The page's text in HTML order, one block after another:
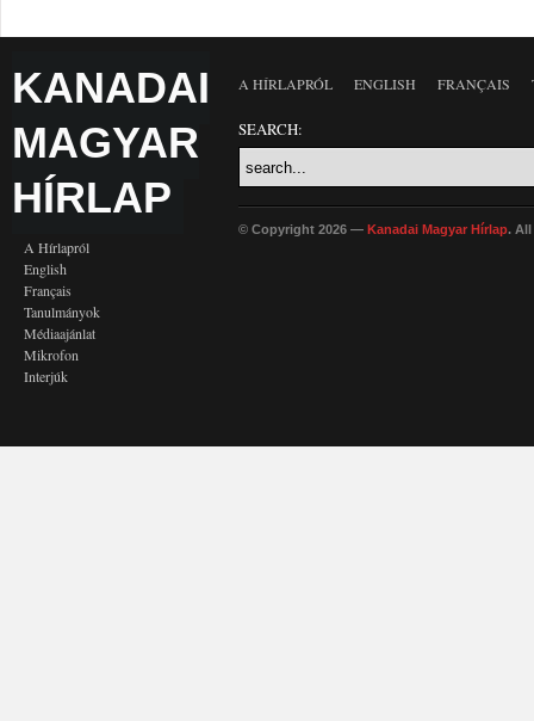
KANADAI
MAGYAR
HÍRLAP
A Hírlapról
English
Français
Tanulmányok
Médiaajánlat
Mikrofon
Interjúk
A HÍRLAPRÓL ENGLISH FRANÇAIS
SEARCH:
© Copyright 2026 — Kanadai Magyar Hírlap. All